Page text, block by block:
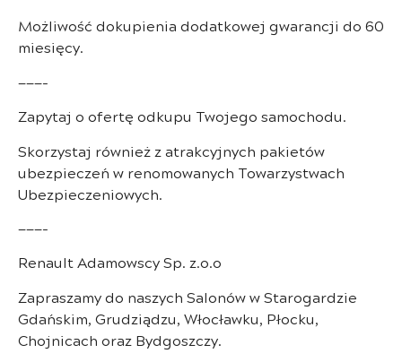
Możliwość dokupienia dodatkowej gwarancji do 60
miesięcy.
———-
Zapytaj o ofertę odkupu Twojego samochodu.
Skorzystaj również z atrakcyjnych pakietów
ubezpieczeń w renomowanych Towarzystwach
Ubezpieczeniowych.
———-
Renault Adamowscy Sp. z.o.o
Zapraszamy do naszych Salonów w Starogardzie
Gdańskim, Grudziądzu, Włocławku, Płocku,
Chojnicach oraz Bydgoszczy.